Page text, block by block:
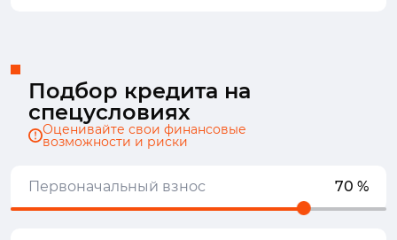
Подбор кредита на
спецусловиях
Оценивайте свои финансовые
возможности и риски
Первоначальный взнос 70 %